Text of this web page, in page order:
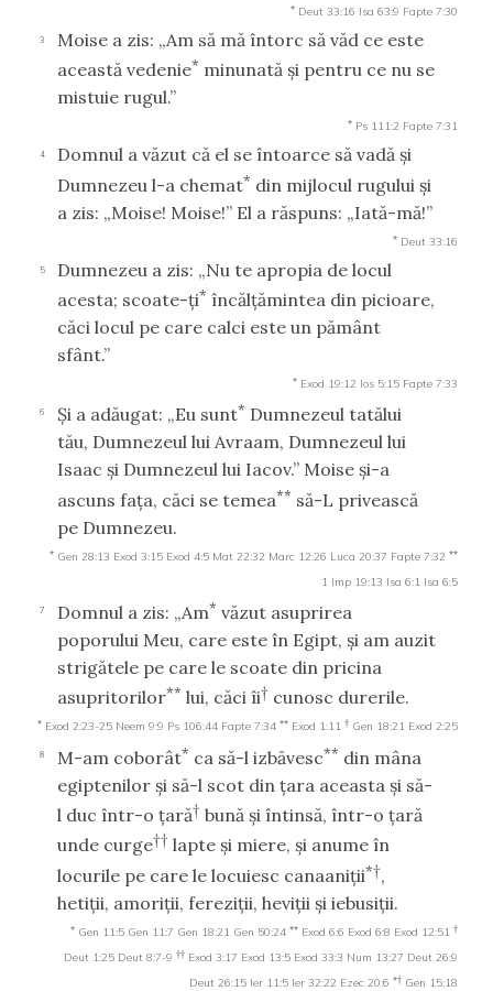
* Deut 33:16 Isa 63:9 Fapte 7:30
3
Moise a zis: „Am să mă întorc să văd ce este
această vedenie* minunată şi pentru ce nu se
mistuie rugul.”
* Ps 111:2 Fapte 7:31
4
Domnul a văzut că el se întoarce să vadă şi
Dumnezeu l-a chemat* din mijlocul rugului şi
a zis: „Moise! Moise!” El a răspuns: „Iată-mă!”
* Deut 33:16
5
Dumnezeu a zis: „Nu te apropia de locul
acesta; scoate-ţi* încălţămintea din picioare,
căci locul pe care calci este un pământ
sfânt.”
* Exod 19:12 Ios 5:15 Fapte 7:33
6 Şi a adăugat: „Eu sunt* Dumnezeul tatălui
tău, Dumnezeul lui Avraam, Dumnezeul lui
Isaac şi Dumnezeul lui Iacov.” Moise şi-a
ascuns faţa, căci se temea** să-L privească
pe Dumnezeu.
* Gen 28:13 Exod 3:15 Exod 4:5 Mat 22:32 Marc 12:26 Luca 20:37 Fapte 7:32 **
1 Imp 19:13 Isa 6:1 Isa 6:5
7 Domnul a zis: „Am* văzut asuprirea
poporului Meu, care este în Egipt, şi am auzit
strigătele pe care le scoate din pricina
asupritorilor** lui, căci îi† cunosc durerile.
* Exod 2:23-25 Neem 9:9 Ps 106:44 Fapte 7:34 ** Exod 1:11 † Gen 18:21 Exod 2:25
8 M-am coborât* ca să-l izbăvesc** din mâna
egiptenilor şi să-l scot din ţara aceasta şi să-
l duc într-o ţară† bună şi întinsă, într-o ţară
unde curge†† lapte şi miere, şi anume în
locurile pe care le locuiesc canaaniţii*†,
hetiţii, amoriţii, fereziţii, heviţii şi iebusiţii.
* Gen 11:5 Gen 11:7 Gen 18:21 Gen 50:24 ** Exod 6:6 Exod 6:8 Exod 12:51 †
Deut 1:25 Deut 8:7-9 †† Exod 3:17 Exod 13:5 Exod 33:3 Num 13:27 Deut 26:9
Deut 26:15 Ier 11:5 Ier 32:22 Ezec 20:6 *† Gen 15:18